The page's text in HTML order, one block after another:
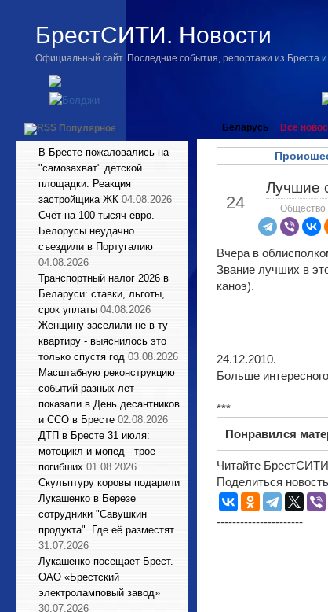
БрестСИТИ. Новости
Официальный сайт. Последние события, репортажи из Бреста
Популярное
В Бресте пожаловались на
"самозахват" детской
площадки. Реакция
застройщика ЖК 04.08.2026
Счёт на 100 тысяч евро.
Белорусы неудачно
съездили в Португалию
04.08.2026
Транспортный налог 2026 в
Беларуси: ставки, льготы,
срок уплаты 04.08.2026
Женщину заселили не в ту
квартиру - выяснилось это
только спустя год 03.08.2026
Масштабную реконструкцию
событий разных лет
показали в День десантников
и ССО в Бресте 02.08.2026
ДТП в Бресте 31 июля:
мотоцикл и мопед - трое
погибших 01.08.2026
Cкульптуру коровы подарили
Лукашенко в Березе
сотрудники "Савушкин
продукта". Где её разместят
31.07.2026
Лукашенко посещает Брест.
ОАО «Брестский
электроламповый завод»
30.07.2026
Беларусь Все
24
Лучшие
Общество
Вчера в
Звание лучших в
каноэ).
24.12.2010.
Больше
***
Понравился
Читайте
Поделиться
----------------------